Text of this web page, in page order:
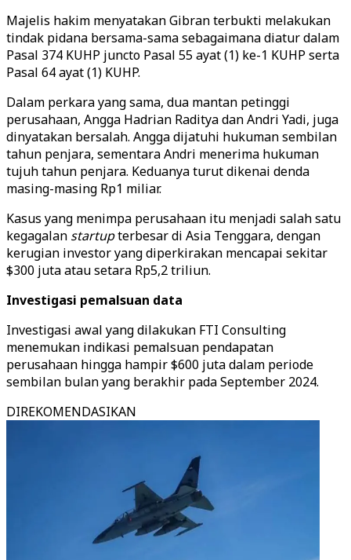
Majelis hakim menyatakan Gibran terbukti melakukan
tindak pidana bersama-sama sebagaimana diatur dalam
Pasal 374 KUHP juncto Pasal 55 ayat (1) ke-1 KUHP serta
Pasal 64 ayat (1) KUHP.
Dalam perkara yang sama, dua mantan petinggi
perusahaan, Angga Hadrian Raditya dan Andri Yadi, juga
dinyatakan bersalah. Angga dijatuhi hukuman sembilan
tahun penjara, sementara Andri menerima hukuman
tujuh tahun penjara. Keduanya turut dikenai denda
masing-masing Rp1 miliar.
Kasus yang menimpa perusahaan itu menjadi salah satu
kegagalan startupterbesar di Asia Tenggara, dengan
kerugian investor yang diperkirakan mencapai sekitar
$300 juta atau setara Rp5,2 triliun.
Investigasi pemalsuan data
Investigasi awal yang dilakukan FTI Consulting
menemukan indikasi pemalsuan pendapatan
perusahaan hingga hampir $600 juta dalam periode
sembilan bulan yang berakhir pada September 2024.
DIREKOMENDASIKAN